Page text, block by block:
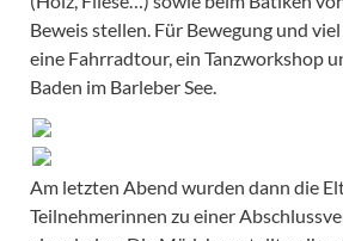
Beweis stellen. Für Bewegung und
eine Fahrradtour, ein Tanzworkshop
Baden im Barleber See.
Am letzten Abend wurden dann die
Teilnehmerinnen zu einer